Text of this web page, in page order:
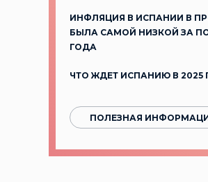
ИНФЛЯЦИЯ В ИСПАНИИ В
БЫЛА САМОЙ НИЗКОЙ ЗА
ГОДА
ЧТО ЖДЕТ ИСПАНИЮ В 2025
ПОЛЕЗНАЯ